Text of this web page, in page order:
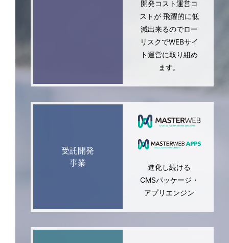
開発コスト運営コ
ストが 飛躍的に低
減出来るのでロー
リスクでWEBサイ
ト運営に取り組め
ます。
受託開発
事業
進化し続ける
CMSパッケージ・
アプリエンジン